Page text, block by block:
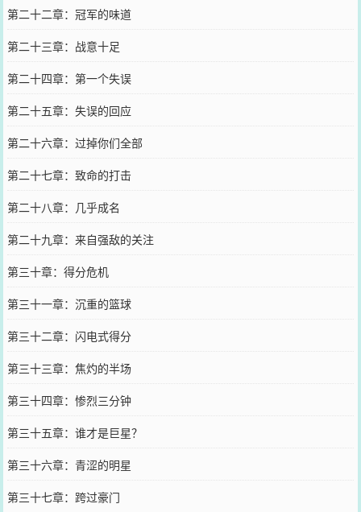
第二十二章：冠军的味道
第二十三章：战意十足
第二十四章：第一个失误
第二十五章：失误的回应
第二十六章：过掉你们全部
第二十七章：致命的打击
第二十八章：几乎成名
第二十九章：来自强敌的关注
第三十章：得分危机
第三十一章：沉重的篮球
第三十二章：闪电式得分
第三十三章：焦灼的半场
第三十四章：惨烈三分钟
第三十五章：谁才是巨星？
第三十六章：青涩的明星
第三十七章：跨过豪门